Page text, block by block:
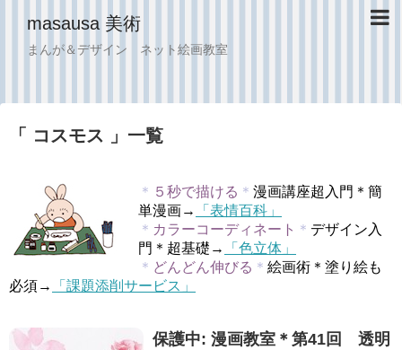
masausa 美術
まんが＆デザイン ネット絵画教室
「 コスモス 」一覧
＊ ５秒で描ける ＊ 漫画講座超入門＊簡
単漫画→
「表情百科」
＊ カラーコーディネート ＊ デザイン入
門＊超基礎→
「色立体」
＊ どんどん伸びる ＊ 絵画術＊塗り絵も
必須→
「課題添削サービス」
保護中: 漫画教室＊第41回 透明